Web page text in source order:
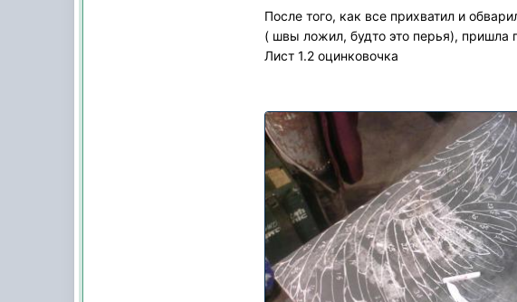
После того, как все прихватил и
( швы ложил, будто это перья), пришла
Лист 1.2 оцинковочка